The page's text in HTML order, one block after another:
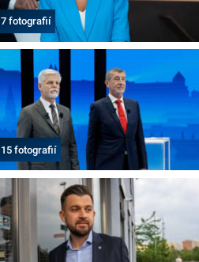
7 fotografií
15 fotografií